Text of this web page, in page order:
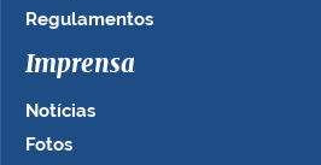
Regulamentos
Imprensa
Notícias
Fotos